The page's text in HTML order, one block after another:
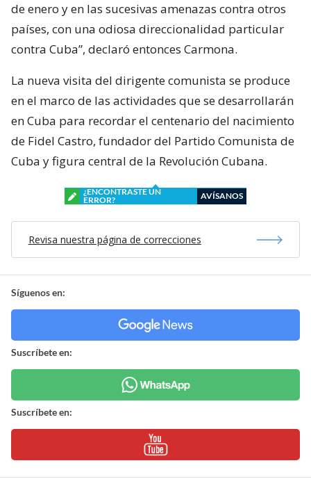
de enero y en las sucesivas amenazas contra otros
países, con una odiosa direccionalidad particular
contra Cuba”, declaró entonces Carmona.
La nueva visita del dirigente comunista se produce
en el marco de las actividades que se desarrollarán
en Cuba para recordar el centenario del nacimiento
de Fidel Castro, fundador del Partido Comunista de
Cuba y figura central de la Revolución Cubana.
¿ENCONTRASTE UN
ERROR?
AVÍSANOS
Revisa nuestra página de correcciones
Síguenos en:
Suscríbete en:
Suscríbete en: